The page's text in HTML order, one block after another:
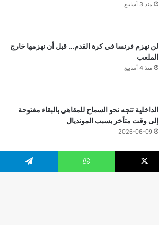
منذ 3 أسابيع
لن نهزم فرنسا في كرة القدم… قبل أن نهزمها خارج
الملعب
منذ 4 أسابيع
الداخلية تتجه نحو السماح للمقاهي بالبقاء مفتوحة
إلى وقت متأخر بسبب المونديال
2026-06-09
واتساب تيلقرام